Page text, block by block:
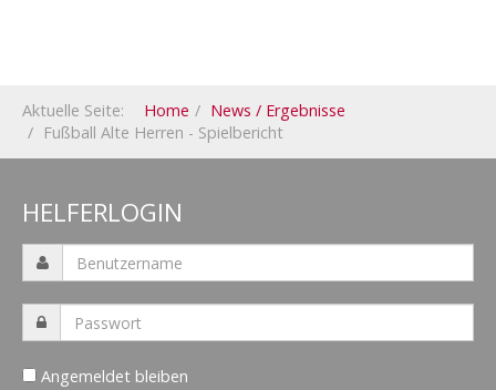
Aktuelle Seite: Home
News / Ergebnisse
Fußball Alte Herren - Spielbericht
HELFERLOGIN
Angemeldet bleiben